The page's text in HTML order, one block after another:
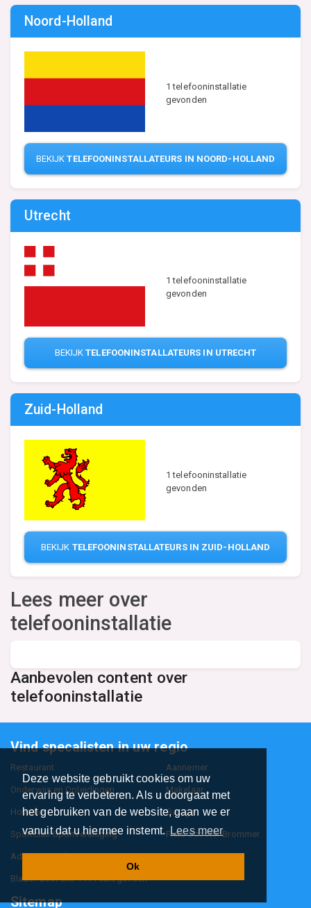
Deze website gebruikt cookies om uw
ervaring te verbeteren. Als u doorgaat met
het gebruiken van de website, gaan we er
vanuit dat u hiermee instemt.Lees meer
Ok
Noord-Holland
1 telefooninstallatie
gevonden
BEKIJKTELEFOONINSTALLATEURS IN NOORD-HOLLAND
Utrecht
1 telefooninstallatie
gevonden
BEKIJKTELEFOONINSTALLATEURS IN UTRECHT
Zuid-Holland
1 telefooninstallatie
gevonden
BEKIJK TELEFOONINSTALLATEURS IN ZUID-HOLLAND
Lees meer over
telefooninstallatie
Aanbevolen content over
telefooninstallatie
Vind specalisten in uw regio
Restaurant Aannemer
Onderwijs en Opleidingen Makelaar
Hovenier Garage
Sportclub Sportvereniging Fiets Scooter Brommer
Administratiekantoor Kapper
Blader door alle 1114 categorieën
Sitemap